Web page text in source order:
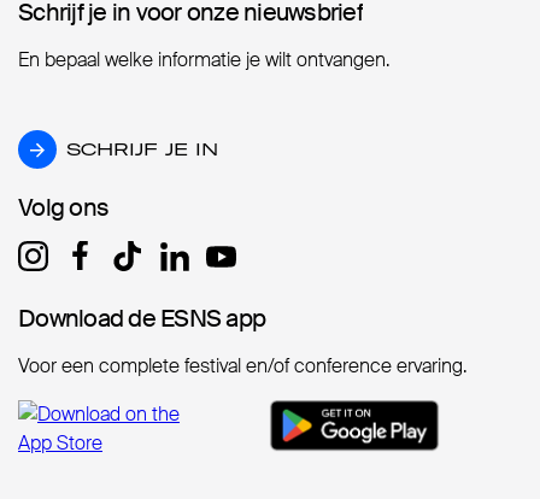
Schrijf je in voor onze nieuwsbrief
Schrijf je in voor onze nieuwsbrief
En bepaal welke informatie je wilt ontvangen.
SCHRIJF JE IN
SCHRIJF JE IN
Volg ons
Volg ons
Download de ESNS app
Download de ESNS app
Voor een complete festival en/of conference ervaring.